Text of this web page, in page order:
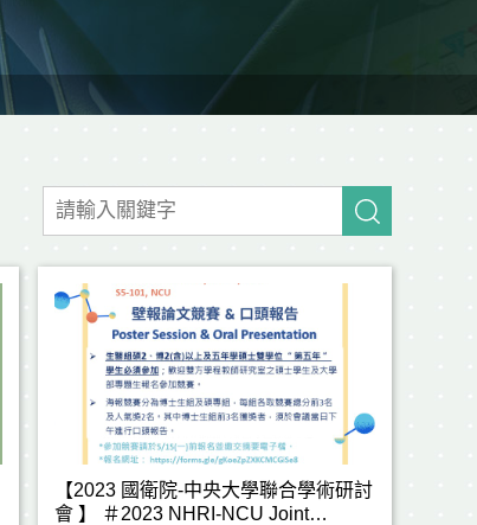
【2023 國衛院-中央大學聯合學術研討
會 】 ＃2023 NHRI-NCU Joint